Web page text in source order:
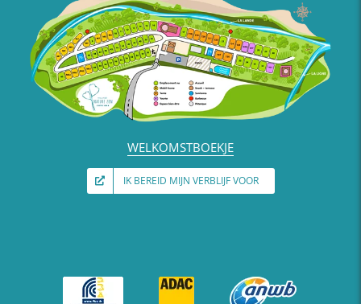
WELKOMSTBOEKJE
IK BEREID MIJN VERBLIJF VOOR